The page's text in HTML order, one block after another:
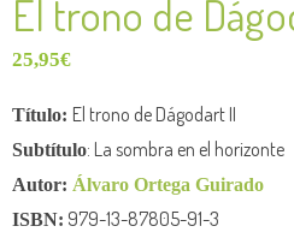
El trono de
25,95€
Título: El trono de Dágodart II
Subtítulo: La sombra en el horizonte
Autor: Álvaro Ortega Guirado
ISBN: 979-13-87805-91-3